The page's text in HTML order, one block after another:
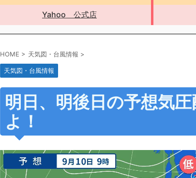
Yahoo 公式店
HOME > 天気図・台風情報 >
天気図・台風情報
明日、明後日の予想気
よ！